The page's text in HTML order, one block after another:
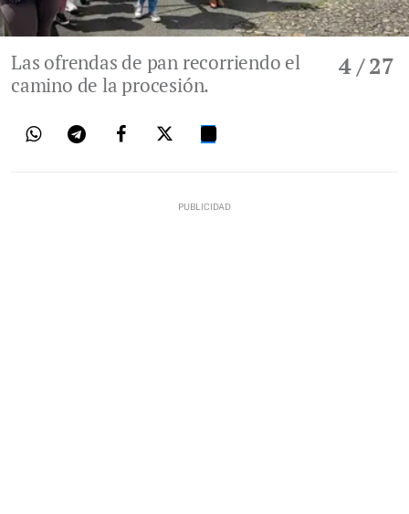
4/ 27
Las ofrendas de pan recorriendo el
camino de la procesión.